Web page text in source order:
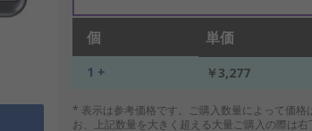
個 単価
1 + ￥3,277
* 表示は参考価格です。ご購入数量によって価格
お、上記数量を大きく超える大量ご購入の際は